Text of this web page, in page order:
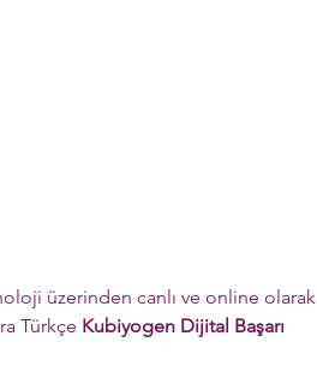
üzerinden canlı ve online olarak
Türkçe Kubiyogen Dijital Başarı